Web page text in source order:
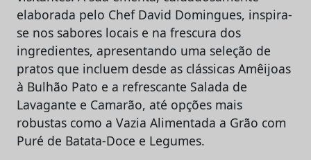
elaborada pelo Chef David Domingues, inspira-
se nos sabores locais e na frescura dos
ingredientes, apresentando uma seleção de
pratos que incluem desde as clássicas Amêijoas
à Bulhão Pato e a refrescante Salada de
Lavagante e Camarão, até opções mais
robustas como a Vazia Alimentada a Grão com
Puré de Batata-Doce e Legumes.